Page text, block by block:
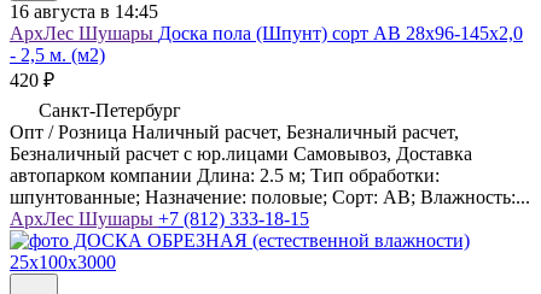
16 августа в 14:45
АрхЛес Шушары Доска пола (Шпунт) сорт АВ 28x96-145x2,0
- 2,5 м. (м2)
420 ₽
Санкт-Петербург
Опт / Розница Наличный расчет, Безналичный расчет,
Безналичный расчет с юр.лицами Самовывоз, Доставка
автопарком компании Длина: 2.5 м; Тип обработки:
шпунтованные; Назначение: половые; Сорт: AB; Влажность:...
АрхЛес Шушары +7 (812) 333-18-15